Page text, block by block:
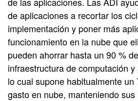
de aplicaciones a recortar los
implementación y poner más
funcionamiento en la nube que
pueden ahorrar hasta un 90 %
infraestructura de computación
lo cual supone habitualmente
gasto en nube, manteniendo sus